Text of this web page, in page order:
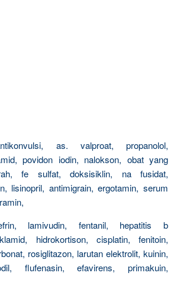
as. valproat, propanolol,
povidon iodin, nalokson, obat yang
fe sulfat, doksisiklin, na fusidat,
lisinopril, antimigrain, ergotamin, serum
lamivudin, fentanil, hepatitis b
hidrokortison, cisplatin, fenitoin,
rosiglitazon, larutan elektrolit, kuinin,
flufenasin, efavirens, primakuin,